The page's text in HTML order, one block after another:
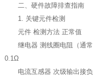
二、硬件故障排查指南
1. 关键元件检测
元件 检测方法 正常值
继电器 测线圈电阻（通常
0.1Ω
电流互感器 次级输出接负